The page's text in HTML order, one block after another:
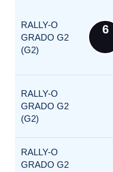
RALLY-O
GRADO G2
(G2)
6
RALLY-O
GRADO G2
(G2)
RALLY-O
GRADO G2